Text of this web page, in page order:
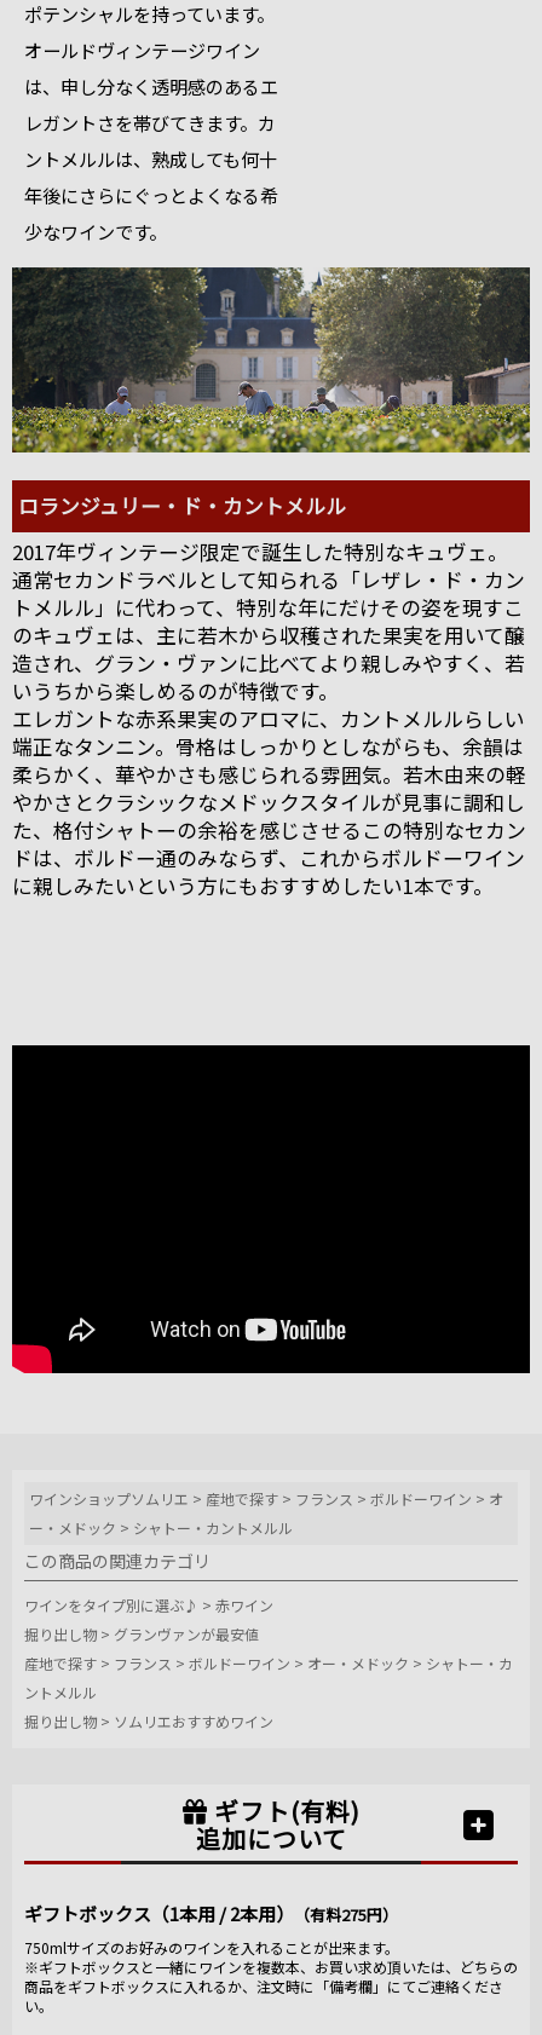
ポテンシャルを持っています。
オールドヴィンテージワイン
は、申し分なく透明感のあるエ
レガントさを帯びてきます。カ
ントメルルは、熟成しても何十
年後にさらにぐっとよくなる希
少なワインです。
ロランジュリー・ド・カントメルル
2017年ヴィンテージ限定で誕生した特別なキュヴェ。
通常セカンドラベルとして知られる「レザレ・ド・カン
トメルル」に代わって、特別な年にだけその姿を現すこ
のキュヴェは、主に若木から収穫された果実を用いて醸
造され、グラン・ヴァンに比べてより親しみやすく、若
いうちから楽しめるのが特徴です。
エレガントな赤系果実のアロマに、カントメルルらしい
端正なタンニン。骨格はしっかりとしながらも、余韻は
柔らかく、華やかさも感じられる雰囲気。若木由来の軽
やかさとクラシックなメドックスタイルが見事に調和し
た、格付シャトーの余裕を感じさせるこの特別なセカン
ドは、ボルドー通のみならず、これからボルドーワイン
に親しみたいという方にもおすすめしたい1本です。
ワインショップソムリエ > 産地で探す > フランス >ボルドーワイン > オ
ー・メドック > シャトー・カントメルル
この商品の関連カテゴリ
ワインをタイプ別に選ぶ♪ > 赤ワイン
掘り出し物 > グランヴァンが最安値
産地で探す > フランス > ボルドーワイン > オー・メドック > シャトー・カ
ントメルル
掘り出し物 > ソムリエおすすめワイン
ギフト(有料)
追加について
ギフトボックス（1本用 / 2本用） （有料275円）
750mlサイズのお好みのワインを入れることが出来ます。
※ギフトボックスと一緒にワインを複数本、お買い求め頂いたは、どちらの
商品をギフトボックスに入れるか、注文時に「備考欄」にてご連絡くださ
い。